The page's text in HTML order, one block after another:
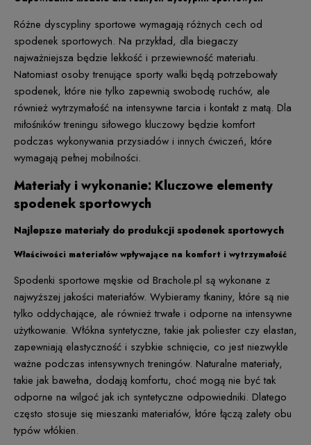
Różne dyscypliny sportowe wymagają różnych cech od
spodenek sportowych. Na przykład, dla biegaczy
najważniejsza będzie lekkość i przewiewność materiału.
Natomiast osoby trenujące sporty walki będą potrzebowały
spodenek, które nie tylko zapewnią swobodę ruchów, ale
również wytrzymałość na intensywne tarcia i kontakt z matą. Dla
miłośników treningu siłowego kluczowy będzie komfort
podczas wykonywania przysiadów i innych ćwiczeń, które
wymagają pełnej mobilności.
Materiały i wykonanie: Kluczowe elementy
spodenek sportowych
Najlepsze materiały do produkcji spodenek sportowych
Właściwości materiałów wpływające na komfort i wytrzymałość
Spodenki sportowe męskie od Brachole.pl są wykonane z
najwyższej jakości materiałów. Wybieramy tkaniny, które są nie
tylko oddychające, ale również trwałe i odporne na intensywne
użytkowanie. Włókna syntetyczne, takie jak poliester czy elastan,
zapewniają elastyczność i szybkie schnięcie, co jest niezwykle
ważne podczas intensywnych treningów. Naturalne materiały,
takie jak bawełna, dodają komfortu, choć mogą nie być tak
odporne na wilgoć jak ich syntetyczne odpowiedniki. Dlatego
często stosuje się mieszanki materiałów, które łączą zalety obu
typów włókien.